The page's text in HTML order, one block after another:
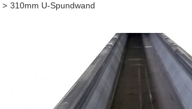
> 310mm U-Spundwand